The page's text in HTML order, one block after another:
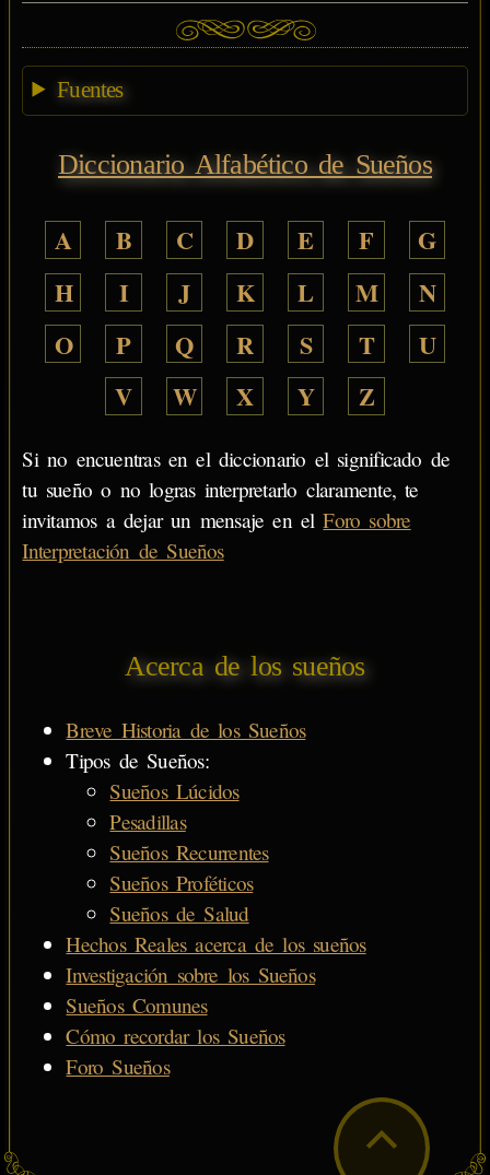
Fuentes
Diccionario Alfabético de Sueños
A B C D E F
G
H
I J K L M
N
O
P Q R S T
U
V
W X Y Z
Si no encuentras en el diccionario el significado de
tu sueño o no logras interpretarlo claramente, te
invitamos a dejar un mensaje en elForo sobre
Interpretación de Sueños
Acerca de los sueños
Breve Historia de los Sueños
Tipos de Sueños:
Sueños Lúcidos
Pesadillas
Sueños Recurrentes
Sueños Proféticos
Sueños de Salud
Hechos Reales acerca de los sueños
Investigación sobre los Sueños
Sueños Comunes
Cómo recordar los Sueños
Foro Sueños